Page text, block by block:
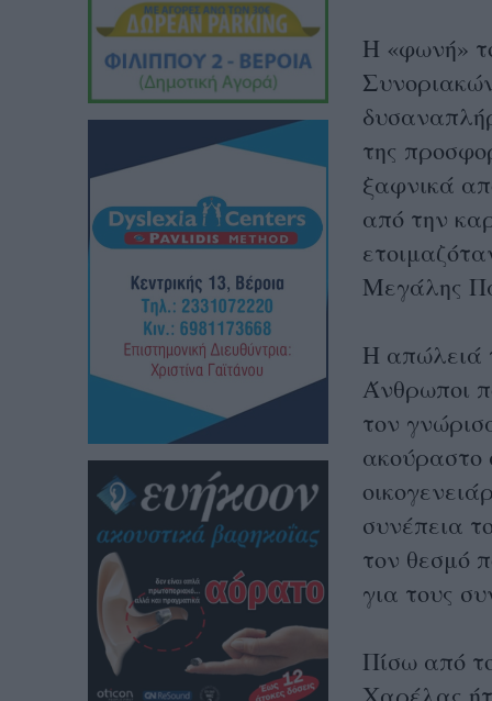
Η «φωνή»
της
ξαφνικά
από την
Μεγάλης
Η απώλειά
Άνθρωποι
τον
ακούραστο
συνέπεια
τον θεσμό
για τους
Πίσω από